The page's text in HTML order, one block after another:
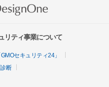
リティ事業について
セキュリティ24」
断